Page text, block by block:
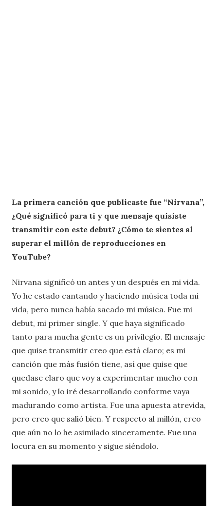
La primera canción que publicaste fue “Nirvana”,
¿Qué significó para ti y que mensaje quisiste
transmitir con este debut? ¿Cómo te sientes al
superar el millón de reproducciones en
YouTube?
Nirvana significó un antes y un después en mi vida.
Yo he estado cantando y haciendo música toda mi
vida, pero nunca había sacado mi música. Fue mi
debut, mi primer single. Y que haya significado
tanto para mucha gente es un privilegio. El mensaje
que quise transmitir creo que está claro; es mi
canción que más fusión tiene, así que quise que
quedase claro que voy a experimentar mucho con
mi sonido, y lo iré desarrollando conforme vaya
madurando como artista. Fue una apuesta atrevida,
pero creo que salió bien. Y respecto al millón, creo
que aún no lo he asimilado sinceramente. Fue una
locura en su momento y sigue siéndolo.